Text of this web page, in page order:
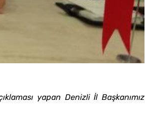
yapan Denizli İl Başkanımız